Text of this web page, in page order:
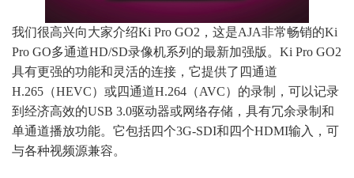
我们很高兴向大家介绍Ki Pro GO2，这是AJA非常畅销的Ki
Pro GO多通道HD/SD录像机系列 的最新加强版 。 Ki Pro GO2
具有更强的功能和灵活的连接， 它提供了四通道
H.265（HEVC）或四通道H.264（AVC） 的录制 ， 可以记录
到 经济高效的USB 3.0驱动器或网络存储，具有冗余录制和
单通道播放功能。它包括四个3G-SDI和四个HDMI输入，可
与各种视频源兼容。